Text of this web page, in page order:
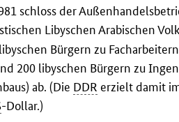
schloss der
Libyschen Arabischen
Bürgern zu
200 libyschen Bürgern zu
ab. (Die DDR erzielt damit
-Dollar.)